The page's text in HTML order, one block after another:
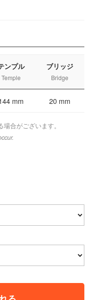
ンプル
Temple
ブリッジ
Bridge
mm 20 mm
合がございます。